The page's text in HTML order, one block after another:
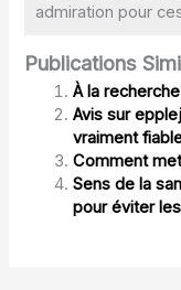
admiration pour
Publications
À la
Avis sur
vraiment
Comment
Sens de la
pour éviter